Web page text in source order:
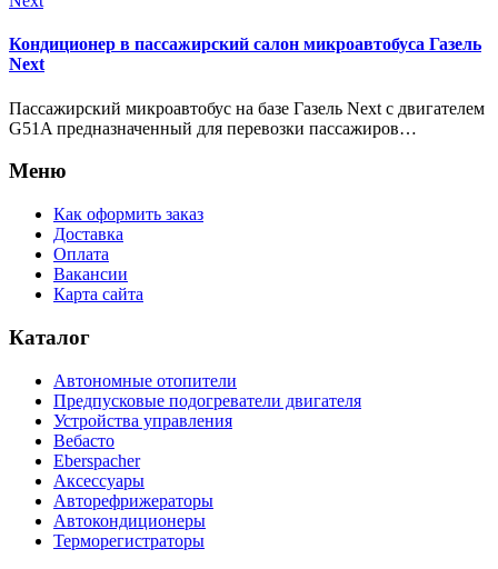
Кондиционер в пассажирский салон микроавтобуса Газель
Next
Пассажирский микроавтобус на базе Газель Next с двигателем
G51A предназначенный для перевозки пассажиров…
Меню
Как оформить заказ
Доставка
Оплата
Вакансии
Карта сайта
Каталог
Автономные отопители
Предпусковые подогреватели двигателя
Устройства управления
Вебасто
Eberspacher
Аксессуары
Авторефрижераторы
Автокондиционеры
Терморегистраторы